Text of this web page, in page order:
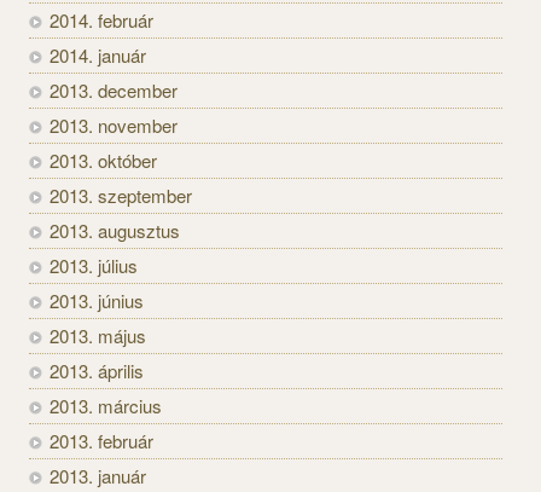
2014. február
2014. január
2013. december
2013. november
2013. október
2013. szeptember
2013. augusztus
2013. július
2013. június
2013. május
2013. április
2013. március
2013. február
2013. január